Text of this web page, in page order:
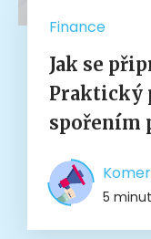
Finance
Jak se
Praktický
spořením
5